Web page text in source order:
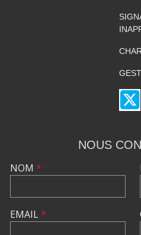
NOUS
NOM *
EMAIL*